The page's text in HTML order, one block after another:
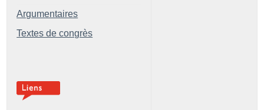
Argumentaires
Textes de congrès